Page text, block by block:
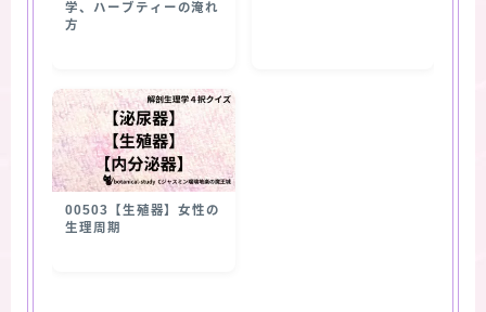
学、ハーブティーの淹れ
方
00503【生殖器】女性の
生理周期